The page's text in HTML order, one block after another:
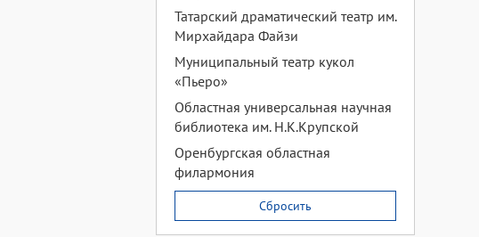
Татарский драматический театр им.
Мирхайдара Файзи
Муниципальный театр кукол
«Пьеро»
Областная универсальная научная
библиотека им. Н.К.Крупской
Оренбургская областная
филармония
Сбросить